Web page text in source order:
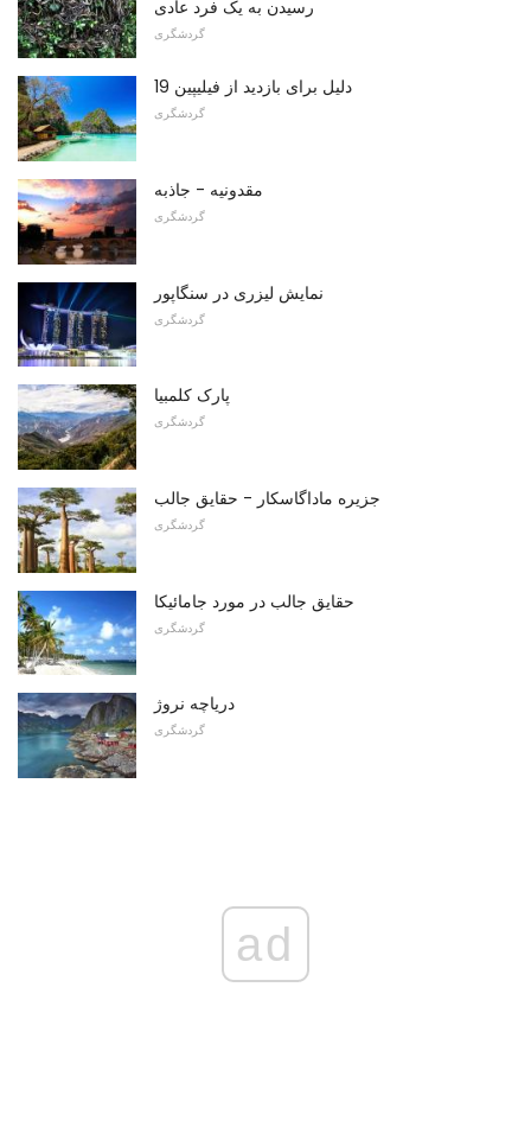
رسیدن به یک فرد عادی
گردشگری
19 دلیل برای بازدید از فیلیپین
گردشگری
مقدونیه - جاذبه
گردشگری
نمایش لیزری در سنگاپور
گردشگری
پارک کلمبیا
گردشگری
جزیره ماداگاسکار - حقایق جالب
گردشگری
حقایق جالب در مورد جامائیکا
گردشگری
دریاچه نروژ
گردشگری
ad